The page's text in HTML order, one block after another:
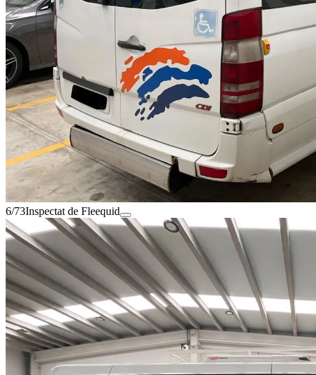
6/73Inspectat de Fleequid